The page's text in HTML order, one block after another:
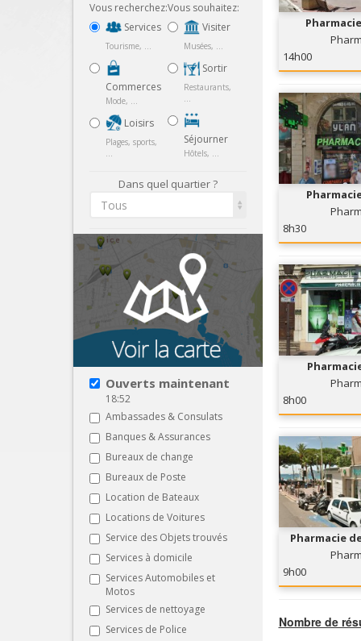
Vous recherchez:
Services
Tourisme, ...
Commerces
Mode, ...
Loisirs
Plages, sports,
...
Vous souhaitez:
Visiter
Musées, ...
Sortir
Restaurants,
...
Séjourner
Hôtels, ...
Dans quel quartier ?
Tous
Ouverts maintenant
18:52
Ambassades & Consulats
Banques & Assurances
Bureaux de change
Bureaux de Poste
Location de Bateaux
Locations de Voitures
Service des Objets trouvés
Services à domicile
Services Automobiles et
Motos
Services de nettoyage
Services de Police
14h00
8h30
8h00
Pharmacie
9h00
Nombre de